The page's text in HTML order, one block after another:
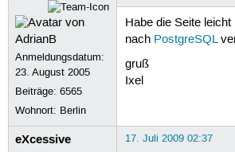
Anmeldungsdatum:
23. August 2005
Beiträge:6565
Wohnort: Berlin
Habe die Seite
nach PostgreSQL
gruß
Ixel
eXcessive 17. Juli 2009 02:37